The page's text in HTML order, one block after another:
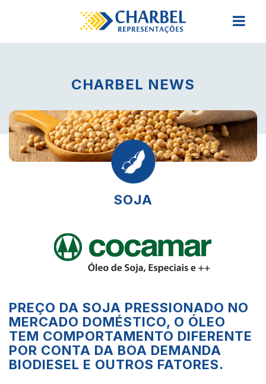
CHARBEL NEWS
SOJA
PREÇO DA SOJA PRESSIONADO NO
MERCADO DOMÉSTICO, O ÓLEO
TEM COMPORTAMENTO DIFERENTE
POR CONTA DA BOA DEMANDA
BIODIESEL E OUTROS FATORES.